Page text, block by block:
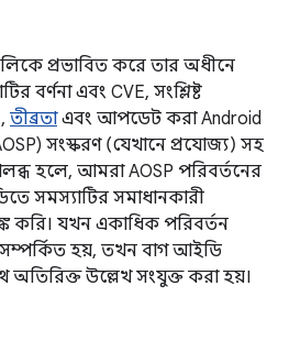
প্রভাবিত করে তার অধীনে
বর্ণনা এবং CVE, সংশ্লিষ্ট
, তীব্রতাএবং আপডেট করা Android
সংস্করণ (যেখানে প্রযোজ্য) সহ
হলে, আমরা AOSP পরিবর্তনের
সমস্যাটির সমাধানকারী
করি। যখন একাধিক পরিবর্তন
হয়, তখন বাগ আইডি
অতিরিক্ত উল্লেখ সংযুক্ত করা হয়।